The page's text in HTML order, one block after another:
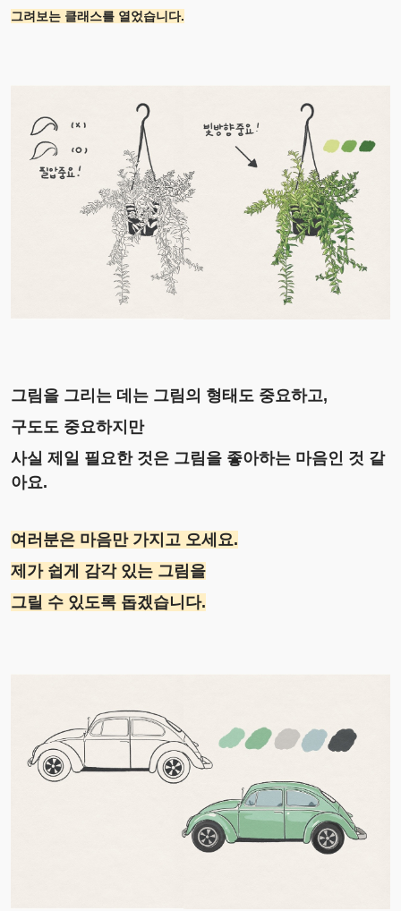
그려보는 클래스를 열었습니다.
그림을 그리는 데는 그림의 형태도 중요하고,
구도도 중요하지만
사실 제일 필요한 것은 그림을 좋아하는 마음인 것 같
아요.
여러분은 마음만 가지고 오세요.
제가 쉽게 감각 있는 그림을
그릴 수 있도록 돕겠습니다.